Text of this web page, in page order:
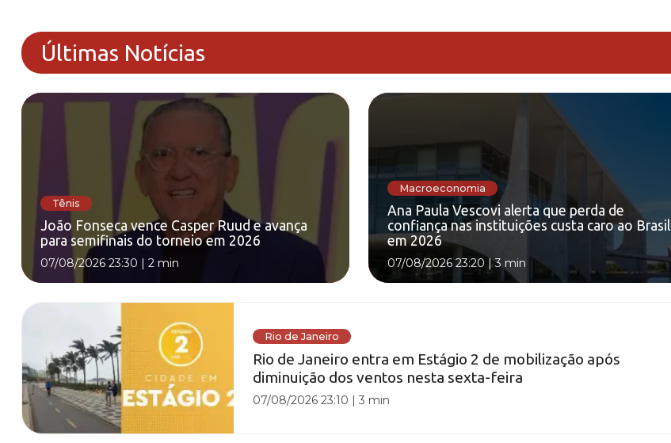
Últimas Notícias
Tênis
João Fonseca vence Casper Ruud e avança
para semifinais do torneio em 2026
07/08/2026 23:30 | 2 min
Macroeconomia
Ana Paula Vescovi alerta que perda de
confiança nas instituições custa caro ao Brasil
em 2026
07/08/2026 23:20 |3 min
Rio de Janeiro
Rio de Janeiro entra em Estágio 2 de mobilização após
diminuição dos ventos nesta sexta-feira
07/08/2026 23:10 |3 min